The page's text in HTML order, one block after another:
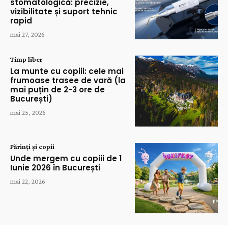
stomatologică: precizie,
vizibilitate și suport tehnic
rapid
mai 27, 2026
Timp liber
La munte cu copiii: cele mai
frumoase trasee de vară (la
mai puțin de 2-3 ore de
București)
mai 25, 2026
Părinți și copii
Unde mergem cu copiii de 1
Iunie 2026 în București
mai 22, 2026